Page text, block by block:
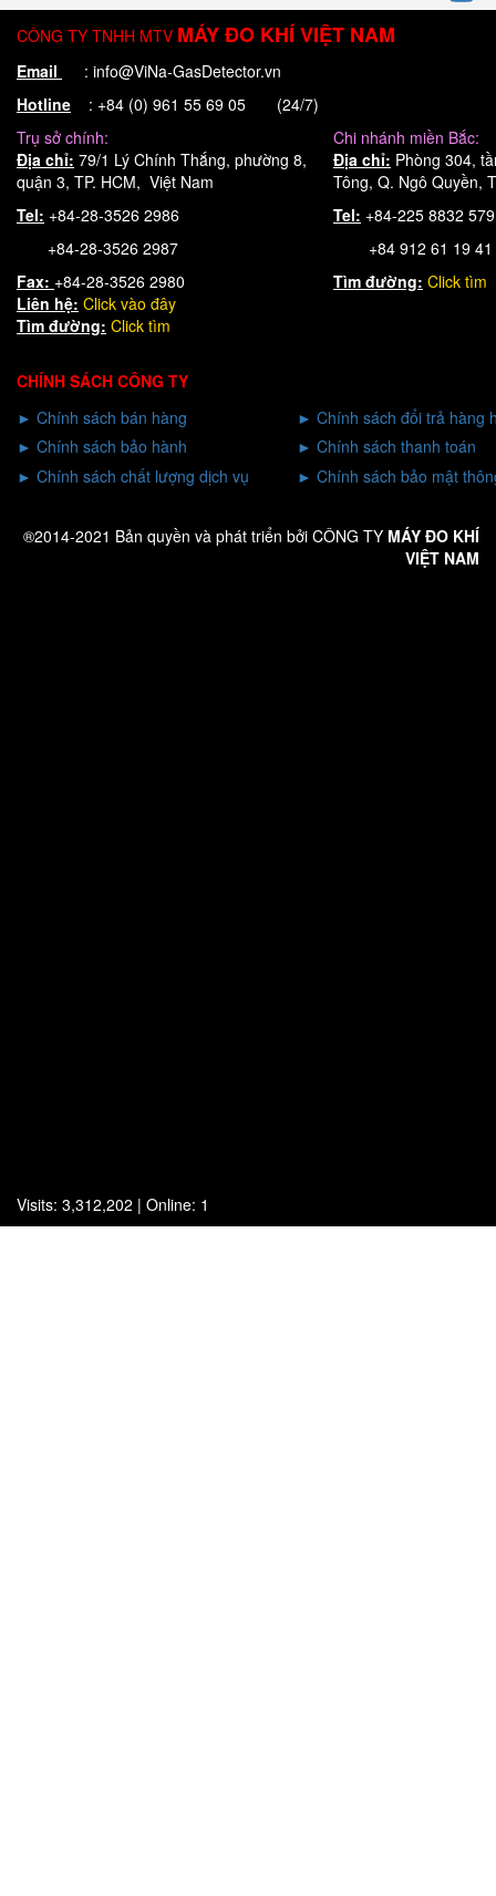
CÔNG TY TNHH MTV MÁY ĐO KHÍ VIỆT NAM
Email
: info@ViNa-GasDetector.vn
Hotline : +84 (0) 961 55 69 05 (24/7)
Trụ sở chính:
Chi nhánh miền Bắc:
Địa chỉ: 79/1 Lý Chính Thắng, phường 8,
quận 3, TP. HCM, Việt Nam
Địa chỉ: Phòng 304,
Tông, Q. Ngô Quyền,
Tel: +84-28-3526 2986
+84-28-3526 2987
Tel: +84-225 8832
+84 912 61 19 41
Fax: +84-28-3526 2980 Tìm đường: Click tìm
Liên hệ: Click vào đây
Tìm đường: Click tìm
CHÍNH SÁCH CÔNG TY
► Chính sách bán hàng ► Chính sách đổi trả hàng
► Chính sách bảo hành ► Chính sách thanh toán
► Chính sách chất lượng dịch vụ ► Chính sách bảo mật
®2014-2021 Bản quyền và phát triển bởi CÔNG TY MÁY ĐO KHÍ
VIỆT NAM
Visits: 3,312,202 | Online: 1